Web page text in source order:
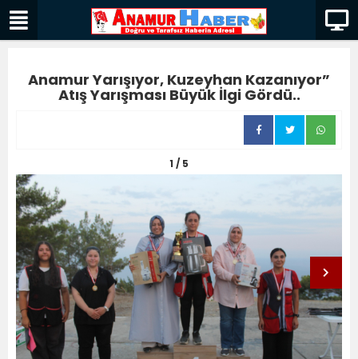
Anamur Yarışıyor, Kuzeyhan Kazanıyor”
Atış Yarışması Büyük İlgi Gördü..
1 / 5